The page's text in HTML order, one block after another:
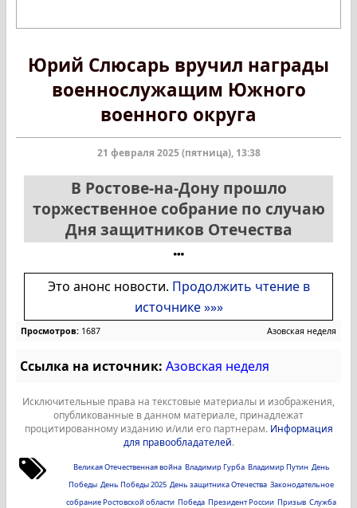
Юрий Слюсарь вручил награды
военнослужащим Южного
военного округа
21 февраля 2025 (пятница), 13:38
В Ростове-на-Дону прошло
торжественное собрание по случаю
Дня защитников Отечества
Это анонс новости. Продолжить чтение в
источнике »»»
Просмотров: 1687 Азовская неделя
Ссылка на источник: Азовская неделя
Исключительные права на текстовые материалы и изображения,
опубликованные в данном материале, принадлежат
процитированному изданию и/или его партнерам. Информация
для правообладателей.
Великая Отечественная война Владимир Гурба Владимир Путин День
Победы День Победы 2025 День защитника Отечества Законодательное
собрание Ростовской области Победа Президент России Призыв Служба